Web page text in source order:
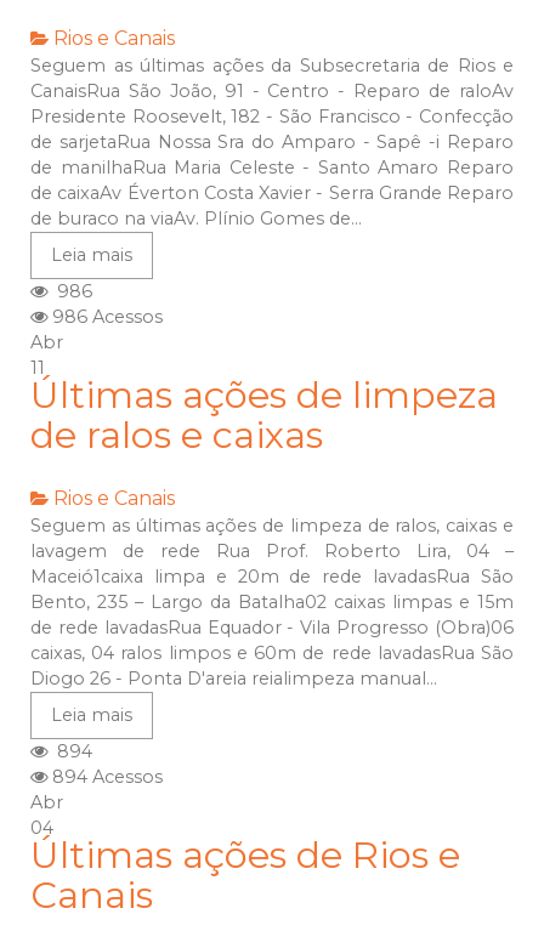
Rios e Canais
Seguem as últimas ações da Subsecretaria de Rios e
CanaisRua São João, 91 - Centro - Reparo de raloAv
Presidente Roosevelt, 182 - São Francisco - Confecção
de sarjetaRua Nossa Sra do Amparo - Sapê -i Reparo
de manilhaRua Maria Celeste - Santo Amaro Reparo
de caixaAv Éverton Costa Xavier - Serra Grande Reparo
de buraco na viaAv. Plínio Gomes de...
Leia mais
986
986 Acessos
Abr
11
Últimas ações de limpeza
de ralos e caixas
Rios e Canais
Seguem as últimas ações de limpeza de ralos, caixas e
lavagem de rede Rua Prof. Roberto Lira, 04 –
Maceió1caixa limpa e 20m de rede lavadasRua São
Bento, 235 – Largo da Batalha02 caixas limpas e 15m
de rede lavadasRua Equador - Vila Progresso (Obra)06
caixas, 04 ralos limpos e 60m de rede lavadasRua São
Diogo 26 - Ponta D'areia reialimpeza manual...
Leia mais
894
894 Acessos
Abr
04
Últimas ações de Rios e
Canais